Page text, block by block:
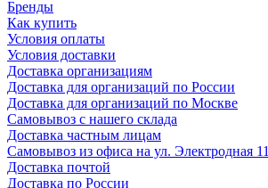
Бренды
Как купить
Условия оплаты
Условия доставки
Доставка организациям
Доставка для организаций по России
Доставка для организаций по Москве
Самовывоз с нашего склада
Доставка частным лицам
Самовывоз из офиса на ул. Электродная 11
Доставка почтой
Доставка по России